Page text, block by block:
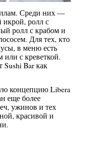
Среди них —
икрой, ролл с
ролл с крабом и
Для тех, кто
в меню есть
или с креветкой.
Bar как
концепцию Libera
еще более
ужинов и тех
красивой и